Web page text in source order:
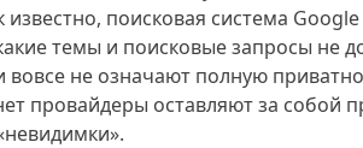
поисковая система
темы и поисковые запросы не
не означают полную
провайдеры оставляют за собой